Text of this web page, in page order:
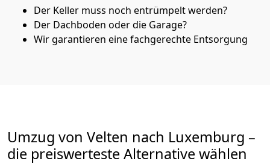
Der Keller muss noch entrümpelt werden?
Der Dachboden oder die Garage?
Wir garantieren eine fachgerechte Entsorgung
Umzug von Velten nach Luxemburg –
die preiswerteste Alternative wählen